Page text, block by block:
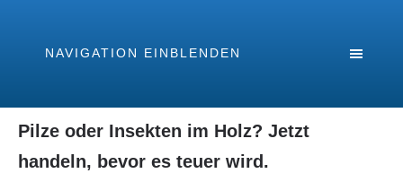
NAVIGATION EINBLENDEN
Pilze oder Insekten im Holz? Jetzt
handeln, bevor es teuer wird.